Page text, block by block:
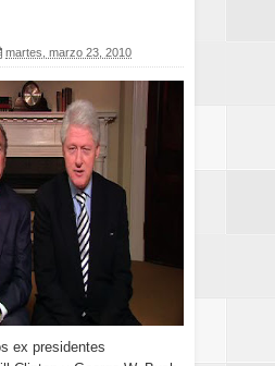
martes, marzo 23, 2010
ex presidentes